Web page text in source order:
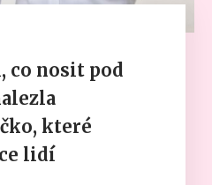
co nosit pod
které
lidí